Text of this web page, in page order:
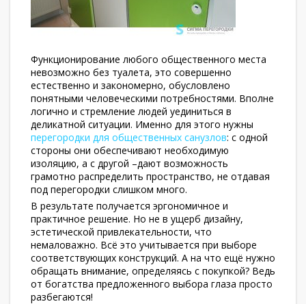
Функционирование любого общественного места
невозможно без туалета, это совершенно
естественно и закономерно, обусловлено
понятными человеческими потребностями. Вполне
логично и стремление людей уединиться в
деликатной ситуации. Именно для этого нужны
перегородки для общественных санузлов: с одной
стороны они обеспечивают необходимую
изоляцию, а с другой –дают возможность
грамотно распределить пространство, не отдавая
под перегородки слишком много.
В результате получается эргономичное и
практичное решение. Но не в ущерб дизайну,
эстетической привлекательности, что
немаловажно. Всё это учитывается при выборе
соответствующих конструкций. А на что ещё нужно
обращать внимание, определяясь с покупкой? Ведь
от богатства предложенного выбора глаза просто
разбегаются!